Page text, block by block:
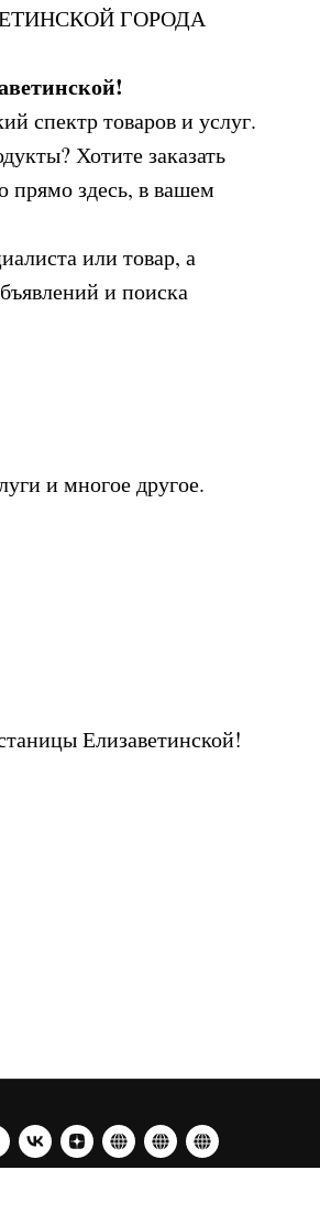
ГОРОДА
спектр товаров и услуг.
Хотите заказать
прямо здесь, в вашем
или товар, а
и поиска
и многое другое.
Елизаветинской!